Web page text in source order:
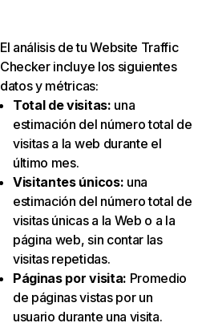
El análisis de tu Website Traffic
Checker incluye los siguientes
datos y métricas:
Total de visitas: una
estimación del número total de
visitas a la web durante el
último mes.
Visitantes únicos: una
estimación del número total de
visitas únicas a la Web o a la
página web, sin contar las
visitas repetidas.
Páginas por visita: Promedio
de páginas vistas por un
usuario durante una visita.